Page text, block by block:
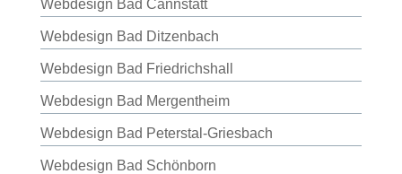
Webdesign Bad Cannstatt
Webdesign Bad Ditzenbach
Webdesign Bad Friedrichshall
Webdesign Bad Mergentheim
Webdesign Bad Peterstal-Griesbach
Webdesign Bad Schönborn